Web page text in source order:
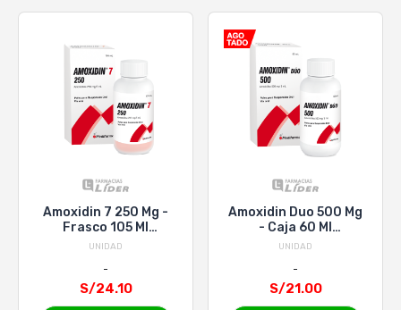
Amoxidin 7 250 Mg -
Frasco 105 Ml
Suspensión Oral
UNIDAD
S/24.10
Amoxidin Duo 500 Mg
- Caja 60 Ml
Suspensión Oral
UNIDAD
S/21.00